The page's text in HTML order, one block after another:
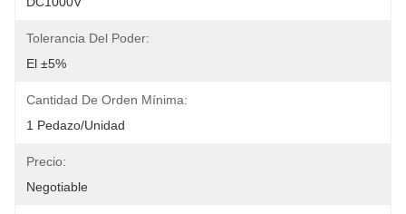
Tolerancia Del Poder:
El ±5%
Cantidad De Orden Mínima:
1 Pedazo/unidad
Precio:
Negotiable